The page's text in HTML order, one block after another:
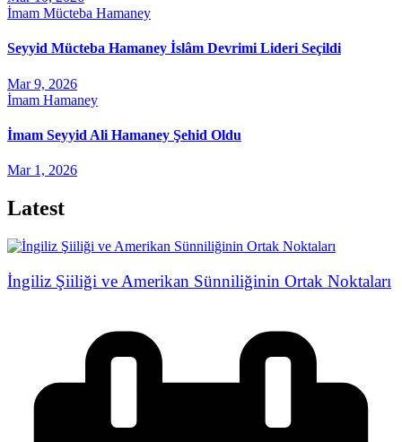
İmam Mücteba Hamaney
Seyyid Mücteba Hamaney İslâm Devrimi Lideri Seçildi
Mar 9, 2026
İmam Hamaney
İmam Seyyid Ali Hamaney Şehid Oldu
Mar 1, 2026
Latest
İngiliz Şiiliği ve Amerikan Sünniliğinin Ortak Noktaları